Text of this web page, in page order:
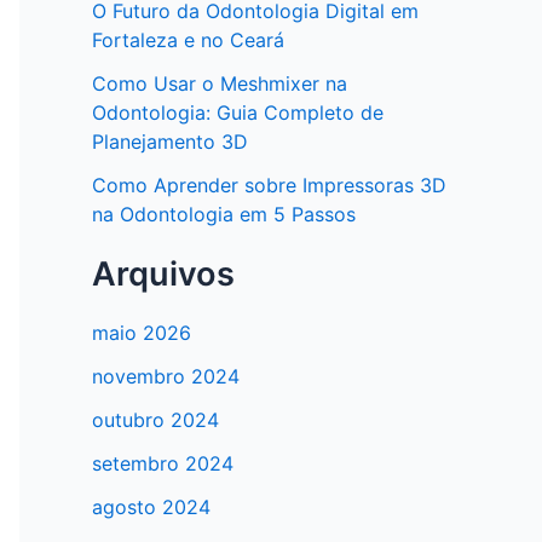
O Futuro da Odontologia Digital em
Fortaleza e no Ceará
Como Usar o Meshmixer na
Odontologia: Guia Completo de
Planejamento 3D
Como Aprender sobre Impressoras 3D
na Odontologia em 5 Passos
Arquivos
maio 2026
novembro 2024
outubro 2024
setembro 2024
agosto 2024